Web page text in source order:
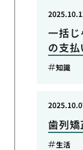
一括
の支
知識
歯列矯
生活